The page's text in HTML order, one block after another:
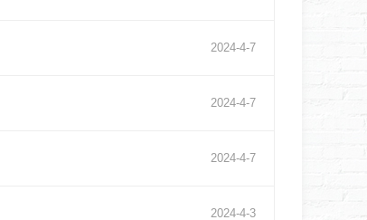
2024-4-7
2024-4-7
2024-4-7
2024-4-3